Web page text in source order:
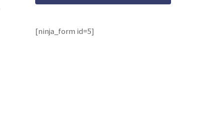
[ninja_form id=5]